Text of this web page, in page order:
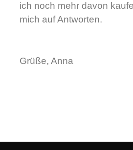
ich noch mehr davon
mich auf Antworten.
Grüße, Anna